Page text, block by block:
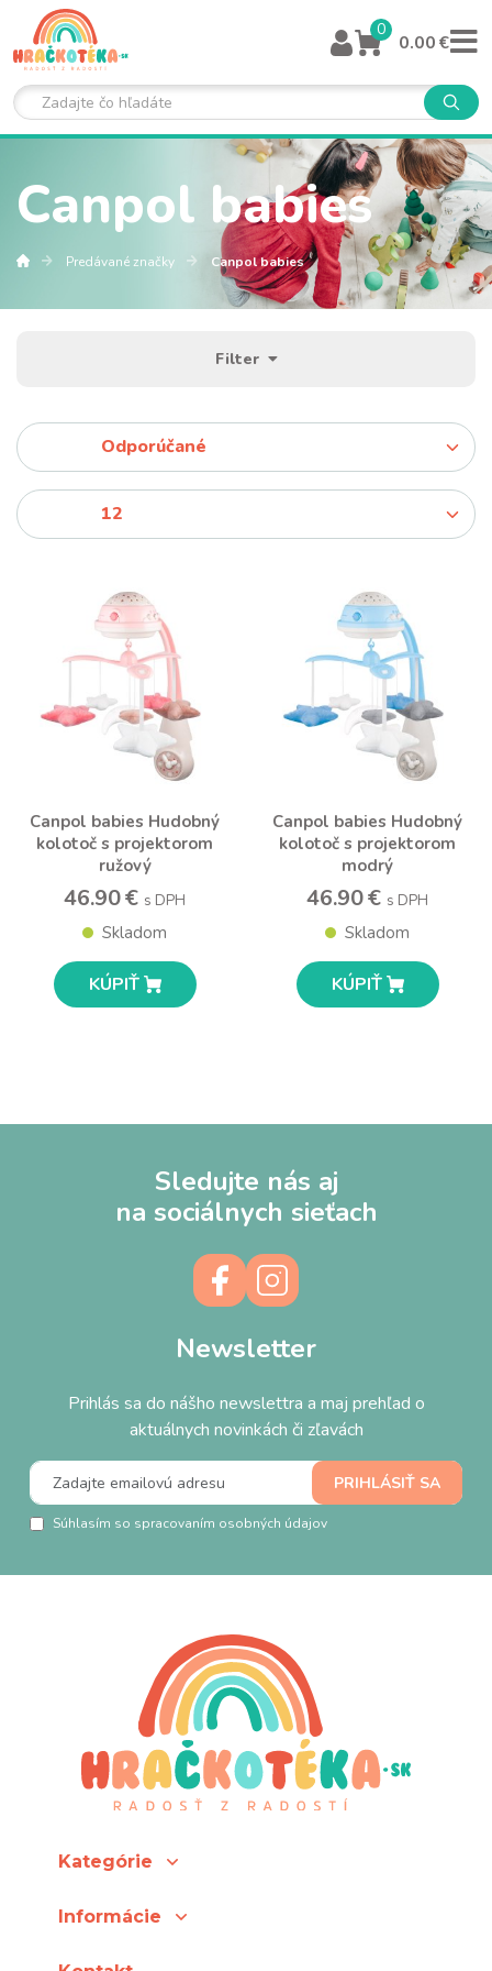
0
0.00 €
Canpol babies
Predávané značky Canpol babies
Filter
Canpol babies Hudobný
kolotoč s projektorom
ružový
46.90 € s DPH
Skladom
KÚPIŤ
Canpol babies Hudobný
kolotoč s projektorom
modrý
46.90 € s DPH
Skladom
KÚPIŤ
Sledujte nás aj
na sociálnych sieťach
Newsletter
Prihlás sa do nášho newslettra a maj prehľad o
aktuálnych novinkách či zľavách
Súhlasím so spracovaním osobných údajov
Kategórie
Informácie